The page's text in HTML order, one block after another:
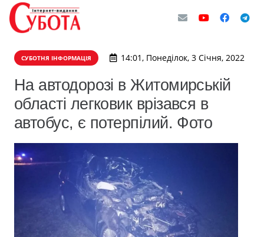
СУБОТНЯ ІНФОРМАЦІЯ 14:01, Понеділок, 3 Січня, 2022
На автодорозі в Житомирській
області легковик врізався в
автобус, є потерпілий. Фото